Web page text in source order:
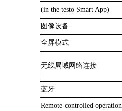
(in the testo Smart App)
图像设备
全屏模式
无线局域网络连接
蓝牙
Remote-controlled operation